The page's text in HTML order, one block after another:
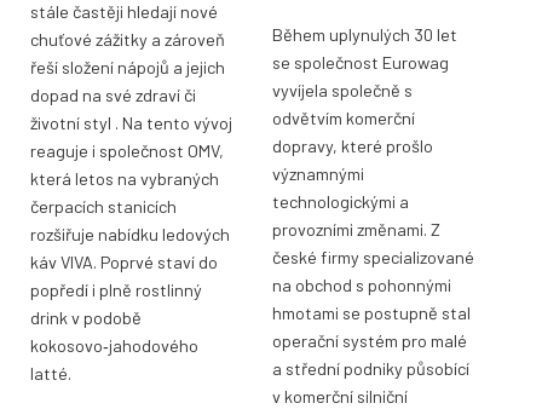
stále častěji hledají nové
chuťové zážitky a zároveň
řeší složení nápojů a jejich
dopad na své zdraví či
životní styl . Na tento vývoj
reaguje i společnost OMV,
která letos na vybraných
čerpacích stanicích
rozšiřuje nabídku ledových
káv VIVA. Poprvé staví do
popředí i plně rostlinný
drink v podobě
kokosovo‑jahodového
latté.
Během uplynulých 30 let
se společnost Eurowag
vyvíjela společně s
odvětvím komerční
dopravy, které prošlo
významnými
technologickými a
provozními změnami. Z
české firmy specializované
na obchod s pohonnými
hmotami se postupně stal
operační systém pro malé
a střední podniky působící
v komerční silniční